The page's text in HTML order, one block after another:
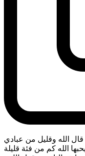
قال الله وقليل من عبادي
الله كم من فئة قليلة